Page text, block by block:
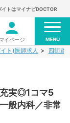
トはマイナビDOCTOR
マイページ MENU
ト)医師求人 四街道
充実◎1コマ5
般内科／非常